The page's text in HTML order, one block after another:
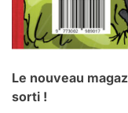
Le nouveau
sorti !